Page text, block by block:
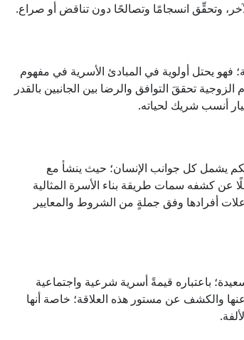
وتحقِّق انسجامًا وتصالحًا دون تناقض أو صراع.
فهو يحتل أولوية في المبادئ الأسرية في مفهوم
تحققَ التوافق والرضا بين الجانبين بالقدر
أنسب شريك لحياته.
محكم يشمل كل جوانب الإنسان؛ حيث ينشأ مع
عن كشفه سمات طريقة بناء الأسرة المثالية
أفرادها وفق جملةٍ من الشروط والمعايير
باعتباره قيمةً أسرية شرعية واجتماعية
والكشف عن مستور هذه العلاقة؛ خاصة أنها